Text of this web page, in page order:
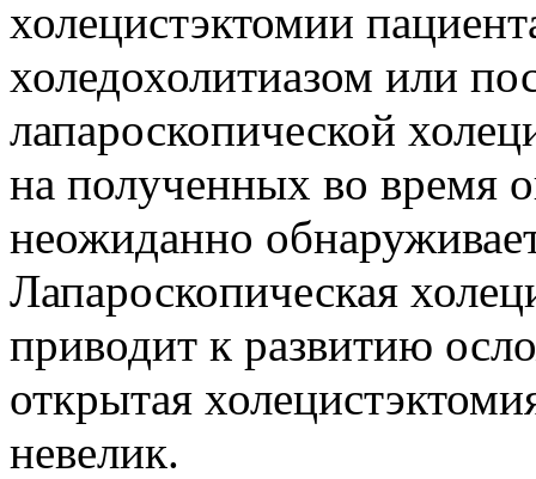
холецистэктомии
холедохолитиазом или
лапароскопической
на полученных во время
неожиданно
Лапароскопическая
приводит к развитию
открытая
невелик.